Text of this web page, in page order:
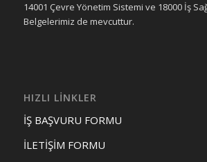
14001 Çevre Yönetim Sistemi ve 18000 İş
Belgelerimiz de mevcuttur.
HIZLI LİNKLER
İŞ BAŞVURU FORMU
İLETİŞİM FORMU